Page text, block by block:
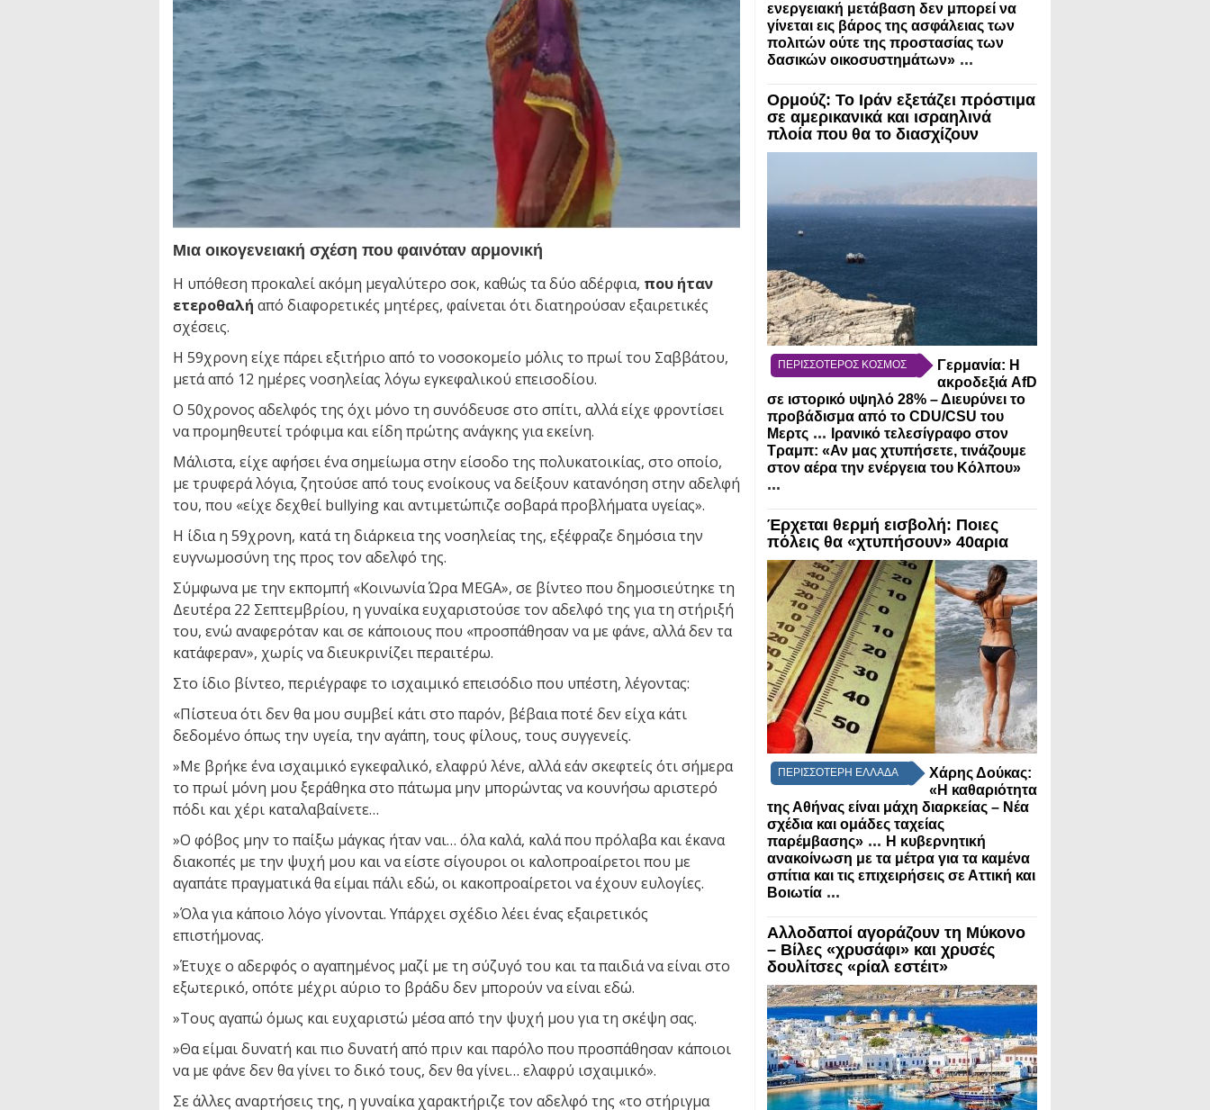
ενεργειακή μετάβαση δεν μπορεί να
γίνεται εις βάρος της ασφάλειας των
πολιτών ούτε της προστασίας των
δασικών οικοσυστημάτων» ...
Ορμούζ: Το Ιράν εξετάζει πρόστιμα
σε αμερικανικά και ισραηλινά
πλοία που θα το διασχίζουν
ΠΕΡΙΣΣΟΤΕΡΟΣ ΚΟΣΜΟΣ
Γερμανία: Η
ακροδεξιά AfD
σε ιστορικό υψηλό 28% – Διευρύνει το
προβάδισμα από το CDU/CSU του
Μερτς ...
Ιρανικό τελεσίγραφο στον
Τραμπ: «Αν μας χτυπήσετε, τινάζουμε
στον αέρα την ενέργεια του Κόλπου»
...
Έρχεται θερμή εισβολή: Ποιες
πόλεις θα «χτυπήσουν» 40αρια
ΠΕΡΙΣΣΟΤΕΡΗ ΕΛΛΑΔΑ
Χάρης Δούκας:
«Η καθαριότητα
της Αθήνας είναι μάχη διαρκείας – Νέα
σχέδια και ομάδες ταχείας
παρέμβασης» ... Η κυβερνητική
ανακοίνωση με τα μέτρα για τα καμένα
σπίτια και τις επιχειρήσεις σε Αττική και
Βοιωτία ...
Αλλοδαποί αγοράζουν τη Μύκονο
– Βίλες «χρυσάφι» και χρυσές
δουλίτσες «ρίαλ εστέιτ»
Μια οικογενειακή σχέση που φαινόταν αρμονική
Η υπόθεση προκαλεί ακόμη μεγαλύτερο σοκ, καθώς τα δύο αδέρφια, που ήταν
ετεροθαλή από διαφορετικές μητέρες, φαίνεται ότι διατηρούσαν εξαιρετικές
σχέσεις.
Η 59χρονη είχε πάρει εξιτήριο από το νοσοκομείο μόλις το πρωί του Σαββάτου,
μετά από 12 ημέρες νοσηλείας λόγω εγκεφαλικού επεισοδίου.
Ο 50χρονος αδελφός της όχι μόνο τη συνόδευσε στο σπίτι, αλλά είχε φροντίσει
να προμηθευτεί τρόφιμα και είδη πρώτης ανάγκης για εκείνη.
Μάλιστα, είχε αφήσει ένα σημείωμα στην είσοδο της πολυκατοικίας, στο οποίο,
με τρυφερά λόγια, ζητούσε από τους ενοίκους να δείξουν κατανόηση στην αδελφή
του, που «είχε δεχθεί bullying και αντιμετώπιζε σοβαρά προβλήματα υγείας».
Η ίδια η 59χρονη, κατά τη διάρκεια της νοσηλείας της, εξέφραζε δημόσια την
ευγνωμοσύνη της προς τον αδελφό της.
Σύμφωνα με την εκπομπή «Κοινωνία Ώρα MEGA», σε βίντεο που δημοσιεύτηκε τη
Δευτέρα 22 Σεπτεμβρίου, η γυναίκα ευχαριστούσε τον αδελφό της για τη στήριξή
του, ενώ αναφερόταν και σε κάποιους που «προσπάθησαν να με φάνε, αλλά δεν τα
κατάφεραν», χωρίς να διευκρινίζει περαιτέρω.
Στο ίδιο βίντεο, περιέγραφε το ισχαιμικό επεισόδιο που υπέστη, λέγοντας:
«Πίστευα ότι δεν θα μου συμβεί κάτι στο παρόν, βέβαια ποτέ δεν είχα κάτι
δεδομένο όπως την υγεία, την αγάπη, τους φίλους, τους συγγενείς.
»Με βρήκε ένα ισχαιμικό εγκεφαλικό, ελαφρύ λένε, αλλά εάν σκεφτείς ότι σήμερα
το πρωί μόνη μου ξεράθηκα στο πάτωμα μην μπορώντας να κουνήσω αριστερό
πόδι και χέρι καταλαβαίνετε…
»Ο φόβος μην το παίξω μάγκας ήταν ναι… όλα καλά, καλά που πρόλαβα και έκανα
διακοπές με την ψυχή μου και να είστε σίγουροι οι καλοπροαίρετοι που με
αγαπάτε πραγματικά θα είμαι πάλι εδώ, οι κακοπροαίρετοι να έχουν ευλογίες.
»Όλα για κάποιο λόγο γίνονται. Υπάρχει σχέδιο λέει ένας εξαιρετικός
επιστήμονας.
»Έτυχε ο αδερφός ο αγαπημένος μαζί με τη σύζυγό του και τα παιδιά να είναι στο
εξωτερικό, οπότε μέχρι αύριο το βράδυ δεν μπορούν να είναι εδώ.
»Τους αγαπώ όμως και ευχαριστώ μέσα από την ψυχή μου για τη σκέψη σας.
»Θα είμαι δυνατή και πιο δυνατή από πριν και παρόλο που προσπάθησαν κάποιοι
να με φάνε δεν θα γίνει το δικό τους, δεν θα γίνει… ελαφρύ ισχαιμικό».
Σε άλλες αναρτήσεις της, η γυναίκα χαρακτήριζε τον αδελφό της «το στήριγμα